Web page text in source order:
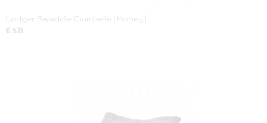
Lodger Swaddle Ciumbelle [ Honey ]
€ 5,18